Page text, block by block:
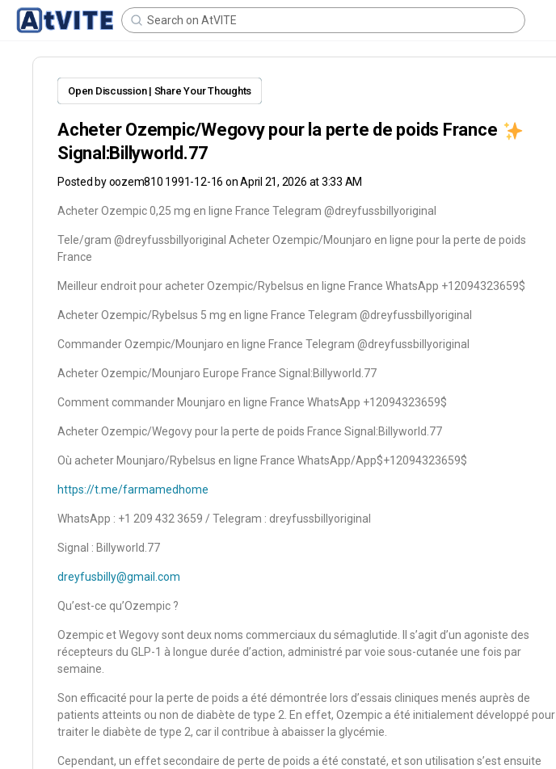
Open Discussion | Share Your Thoughts
Acheter Ozempic/Wegovy pour la perte de poids France
Signal:Billyworld.77
Posted byoozem810 1991-12-16 on April 21, 2026 at 3:33 AM
Acheter Ozempic 0,25 mg en ligne France Telegram @dreyfussbillyoriginal
Tele/gram @dreyfussbillyoriginal Acheter Ozempic/Mounjaro en ligne pour la perte de poids
France
Meilleur endroit pour acheter Ozempic/Rybelsus en ligne France WhatsApp +12094323659$
Acheter Ozempic/Rybelsus 5 mg en ligne France Telegram @dreyfussbillyoriginal
Commander Ozempic/Mounjaro en ligne France Telegram @dreyfussbillyoriginal
Acheter Ozempic/Mounjaro Europe France Signal:Billyworld.77
Comment commander Mounjaro en ligne France WhatsApp +12094323659$
Acheter Ozempic/Wegovy pour la perte de poids France Signal:Billyworld.77
Où acheter Mounjaro/Rybelsus en ligne France WhatsApp/App$+12094323659$
https://t.me/farmamedhome
WhatsApp : +1 209 432 3659 / Telegram : dreyfussbillyoriginal
Signal : Billyworld.77
dreyfusbilly@gmail.com
Qu’est-ce qu’Ozempic ?
Ozempic et Wegovy sont deux noms commerciaux du sémaglutide. Il s’agit d’un agoniste des
récepteurs du GLP-1 à longue durée d’action, administré par voie sous-cutanée une fois par
semaine.
Son efficacité pour la perte de poids a été démontrée lors d’essais cliniques menés auprès de
patients atteints ou non de diabète de type 2. En effet, Ozempic a été initialement développé pour
traiter le diabète de type 2, car il contribue à abaisser la glycémie.
Cependant, un effet secondaire de perte de poids a été constaté, et son utilisation s’est ensuite